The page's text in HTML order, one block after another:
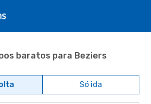
baratos para Beziers
Só ida